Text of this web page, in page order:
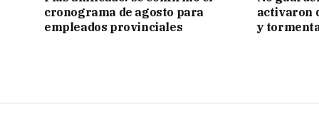
cronograma de agosto para
empleados provinciales
activaron
y